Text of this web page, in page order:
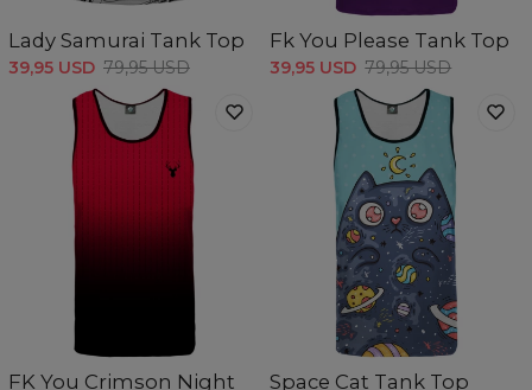
Lady Samurai Tank Top
39,95 USD 79,95 USD
Fk You Please Tank Top
39,95 USD 79,95 USD
FK You Crimson Night Space Cat Tank Top